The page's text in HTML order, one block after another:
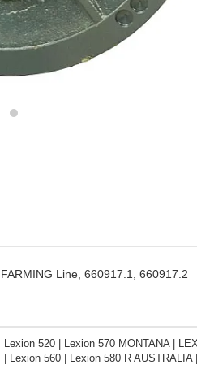
Line, 660917.1, 660917.2
Lexion 520 | Lexion 570 MONTANA |
| Lexion 560 | Lexion 580 R